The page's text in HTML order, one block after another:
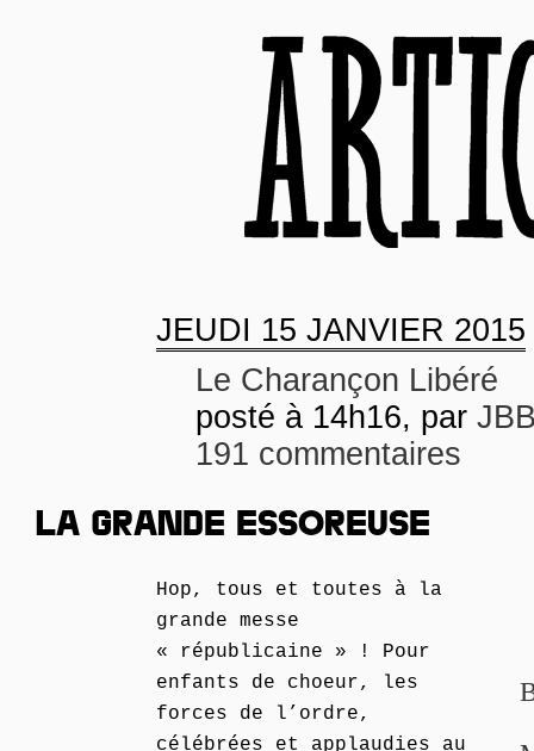
JEUDI 15 JANVIER 2015
Le Charançon Libéré
posté à 14h16, par
191 commentaires
LA GRANDE ESSOREUSE
Hop, tous et toutes à la
grande messe
« républicaine » ! Pour
enfants de choeur, les
forces de l’ordre,
célébrées et applaudies au